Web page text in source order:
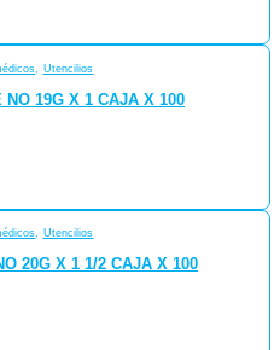
Utencilios
NO 19G X 1 CAJA X 100
, Utencilios
20G X 1 1/2 CAJA X 100